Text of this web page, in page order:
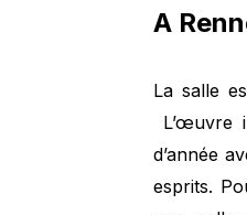
A
La salle
L’œuvre
d’année
esprits.